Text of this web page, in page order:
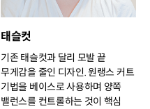
태슬컷
기존 태슬컷과 달리 모발 끝
무게감을 줄인 디자인. 원랭스 커트
기법을 베이스로 사용하며 양쪽
밸런스를 컨트롤하는 것이 핵심